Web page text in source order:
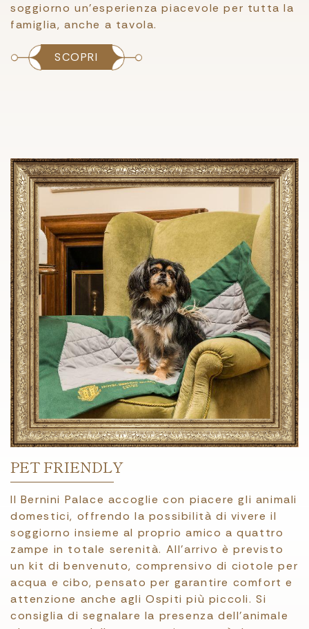
soggiorno un’esperienza piacevole per tutta la
famiglia, anche a tavola.
SCOPRI
PET FRIENDLY
Il Bernini Palace accoglie con piacere gli animali
domestici, offrendo la possibilità di vivere il
soggiorno insieme al proprio amico a quattro
zampe in totale serenità. All’arrivo è previsto
un kit di benvenuto, comprensivo di ciotole per
acqua e cibo, pensato per garantire comfort e
attenzione anche agli Ospiti più piccoli. Si
consiglia di segnalare la presenza dell’animale